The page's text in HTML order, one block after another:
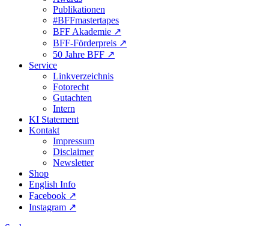
Publikationen
#BFFmastertapes
BFF Akademie ↗︎
BFF-Förderpreis ↗︎
50 Jahre BFF ↗︎
Service
Linkverzeichnis
Fotorecht
Gutachten
Intern
KI Statement
Kontakt
Impressum
Disclaimer
Newsletter
Shop
English Info
Facebook ↗︎
Instagram ↗︎